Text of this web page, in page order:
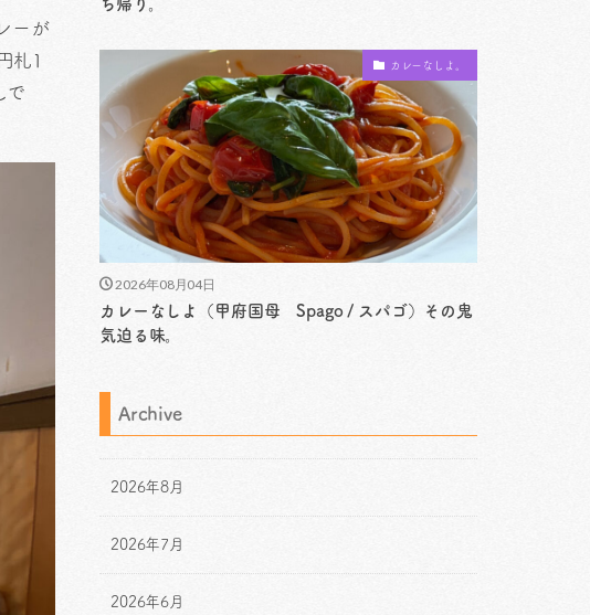
ーが
札1
で
ち帰り。
カレーなしよ。
2026年08月04日
カレーなしよ（甲府国母 Spago / スパゴ）その鬼
気迫る味。
Archive
2026年8月
2026年7月
2026年6月